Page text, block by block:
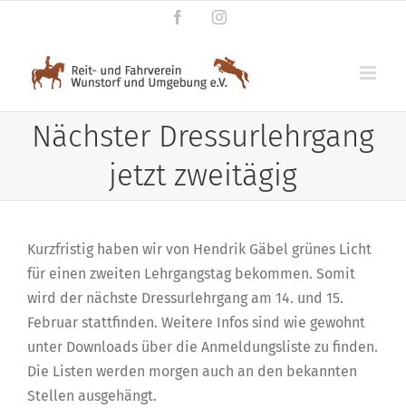
springen
FacebookInstagram
Nächster Dressurlehrgang
jetzt zweitägig
Kurzfristig haben wir von Hendrik Gäbel grünes Licht
für einen zweiten Lehrgangstag bekommen. Somit
wird der nächste Dressurlehrgang am 14. und 15.
Februar stattfinden. Weitere Infos sind wie gewohnt
unter Downloads über die Anmeldungsliste zu finden.
Die Listen werden morgen auch an den bekannten
Stellen ausgehängt.